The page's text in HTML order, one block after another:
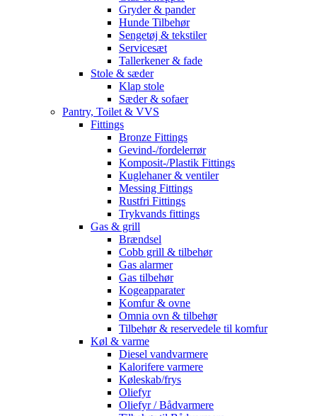
Gryder & pander
Hunde Tilbehør
Sengetøj & tekstiler
Servicesæt
Tallerkener & fade
Stole & sæder
Klap stole
Sæder & sofaer
Pantry, Toilet & VVS
Fittings
Bronze Fittings
Gevind-/fordelerrør
Komposit-/Plastik Fittings
Kuglehaner & ventiler
Messing Fittings
Rustfri Fittings
Trykvands fittings
Gas & grill
Brændsel
Cobb grill & tilbehør
Gas alarmer
Gas tilbehør
Kogeapparater
Komfur & ovne
Omnia ovn & tilbehør
Tilbehør & reservedele til komfur
Køl & varme
Diesel vandvarmere
Kalorifere varmere
Køleskab/frys
Oliefyr
Oliefyr / Bådvarmere